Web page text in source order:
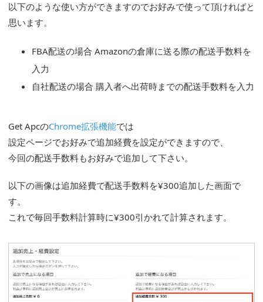
以下のような使い方ができますのでお好みで使って頂ければと
思います。
FBA配送の場合 Amazonの倉庫に送る際の配送手数料を
入力
自社配送の場合 購入者へ出荷時までの配送手数料を入力
Get ApcのChrome拡張機能では
設定ページでお好みで追加経費を設定ができますので、
今回の配送手数料もお好みで追加して下さい。
以下の画像は追加経費で配送手数料を¥300追加した画面で
す。
これで毎回手数料計算時に¥300引かれて計算されます。